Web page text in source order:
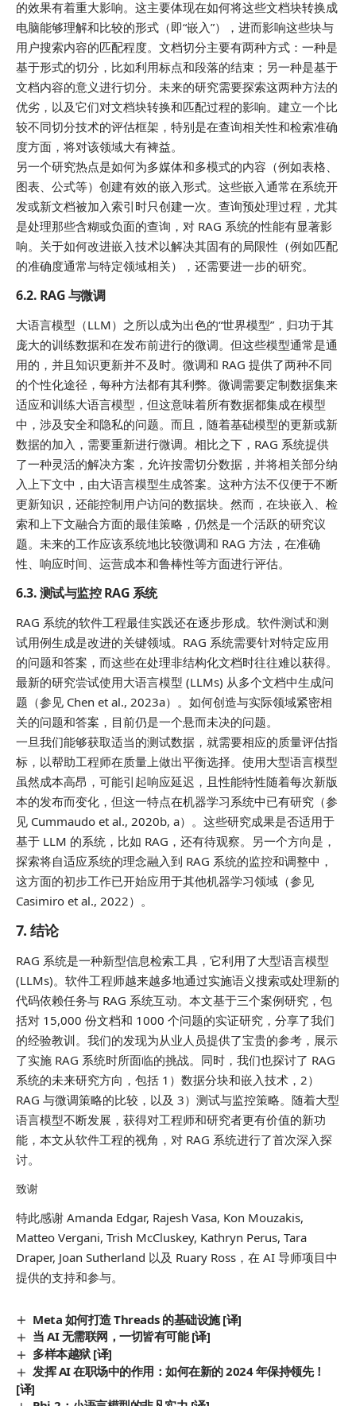
的效果有着重大影响。这主要体现在如何将这些文档块转换成
电脑能够理解和比较的形式（即“嵌入”），进而影响这些块与
用户搜索内容的匹配程度。文档切分主要有两种方式：一种是
基于形式的切分，比如利用标点和段落的结束；另一种是基于
文档内容的意义进行切分。未来的研究需要探索这两种方法的
优劣，以及它们对文档块转换和匹配过程的影响。建立一个比
较不同切分技术的评估框架，特别是在查询相关性和检索准确
度方面，将对该领域大有裨益。
另一个研究热点是如何为多媒体和多模式的内容（例如表格、
图表、公式等）创建有效的嵌入形式。这些嵌入通常在系统开
发或新文档被加入索引时只创建一次。查询预处理过程，尤其
是处理那些含糊或负面的查询，对 RAG 系统的性能有显著影
响。关于如何改进嵌入技术以解决其固有的局限性（例如匹配
的准确度通常与特定领域相关），还需要进一步的研究。
6.2. RAG 与微调
大语言模型（LLM）之所以成为出色的“世界模型”，归功于其
庞大的训练数据和在发布前进行的微调。但这些模型通常是通
用的，并且知识更新并不及时。微调和 RAG 提供了两种不同
的个性化途径，每种方法都有其利弊。微调需要定制数据集来
适应和训练大语言模型，但这意味着所有数据都集成在模型
中，涉及安全和隐私的问题。而且，随着基础模型的更新或新
数据的加入，需要重新进行微调。相比之下，RAG 系统提供
了一种灵活的解决方案，允许按需切分数据，并将相关部分纳
入上下文中，由大语言模型生成答案。这种方法不仅便于不断
更新知识，还能控制用户访问的数据块。然而，在块嵌入、检
索和上下文融合方面的最佳策略，仍然是一个活跃的研究议
题。未来的工作应该系统地比较微调和 RAG 方法，在准确
性、响应时间、运营成本和鲁棒性等方面进行评估。
6.3. 测试与监控 RAG 系统
RAG 系统的软件工程最佳实践还在逐步形成。软件测试和测
试用例生成是改进的关键领域。RAG 系统需要针对特定应用
的问题和答案，而这些在处理非结构化文档时往往难以获得。
最新的研究尝试使用大语言模型 (LLMs) 从多个文档中生成问
题（参见 Chen et al., 2023a）。如何创造与实际领域紧密相
关的问题和答案，目前仍是一个悬而未决的问题。
一旦我们能够获取适当的测试数据，就需要相应的质量评估指
标，以帮助工程师在质量上做出平衡选择。使用大型语言模型
虽然成本高昂，可能引起响应延迟，且性能特性随着每次新版
本的发布而变化，但这一特点在机器学习系统中已有研究（参
见 Cummaudo et al., 2020b, a）。这些研究成果是否适用于
基于 LLM 的系统，比如 RAG，还有待观察。另一个方向是，
探索将自适应系统的理念融入到 RAG 系统的监控和调整中，
这方面的初步工作已开始应用于其他机器学习领域（参见
Casimiro et al., 2022）。
7. 结论
RAG 系统是一种新型信息检索工具，它利用了大型语言模型
(LLMs)。软件工程师越来越多地通过实施语义搜索或处理新的
代码依赖任务与 RAG 系统互动。本文基于三个案例研究，包
括对 15,000 份文档和 1000 个问题的实证研究，分享了我们
的经验教训。我们的发现为从业人员提供了宝贵的参考，展示
了实施 RAG 系统时所面临的挑战。同时，我们也探讨了 RAG
系统的未来研究方向，包括 1）数据分块和嵌入技术，2）
RAG 与微调策略的比较，以及 3）测试与监控策略。随着大型
语言模型不断发展，获得对工程师和研究者更有价值的新功
能，本文从软件工程的视角，对 RAG 系统进行了首次深入探
讨。
致谢
特此感谢 Amanda Edgar, Rajesh Vasa, Kon Mouzakis,
Matteo Vergani, Trish McCluskey, Kathryn Perus, Tara
Draper, Joan Sutherland 以及 Ruary Ross，在 AI 导师项目中
提供的支持和参与。
Meta 如何打造 Threads 的基础设施 [译]
当 AI 无需联网，一切皆有可能 [译]
多样本越狱 [译]
发挥 AI 在职场中的作用：如何在新的 2024 年保持领先！
[译]